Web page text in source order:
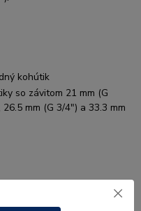
kohútik
so závitom 21 mm (G
mm (G 3/4") a 33.3 mm